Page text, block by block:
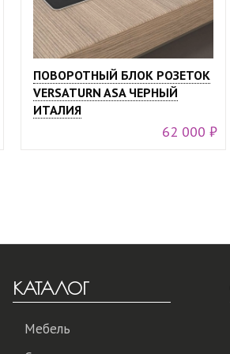
ПОВОРОТНЫЙ БЛОК РОЗЕТОК
VERSATURN ASA ЧЕРНЫЙ
ИТАЛИЯ
62 000 ₽
КАТАЛОГ
Мебель